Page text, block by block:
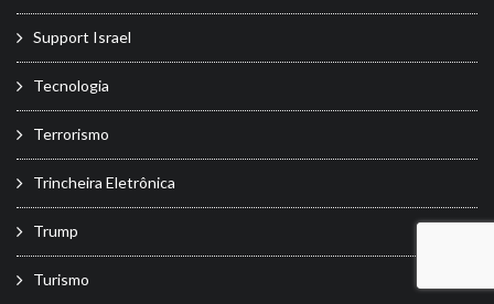
Support Israel
Tecnologia
Terrorismo
Trincheira Eletrônica
Trump
Turismo